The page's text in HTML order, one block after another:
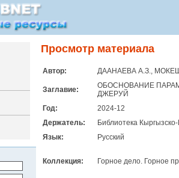
Просмотр материала
Автор: ДААНАЕВА А.З.,
Заглавие:
ОБОСНОВАНИЕ
ДЖЕРУЙ
Год:
2024-12
Держатель:
Библиотека
Язык:
Русский
Коллекция: Горное дело. Горное